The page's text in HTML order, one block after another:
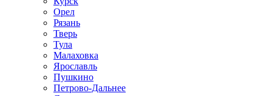
Орел
Рязань
Тверь
Тула
Малаховка
Ярославль
Пушкино
Петрово-Дальнее